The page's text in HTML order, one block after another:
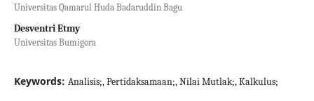
Universitas Qamarul Huda Badaruddin Bagu
Desventri Etmy
Universitas Bumigora
Keywords: Analisis;, Pertidaksamaan;, Nilai Mutlak;, Kalkulus;